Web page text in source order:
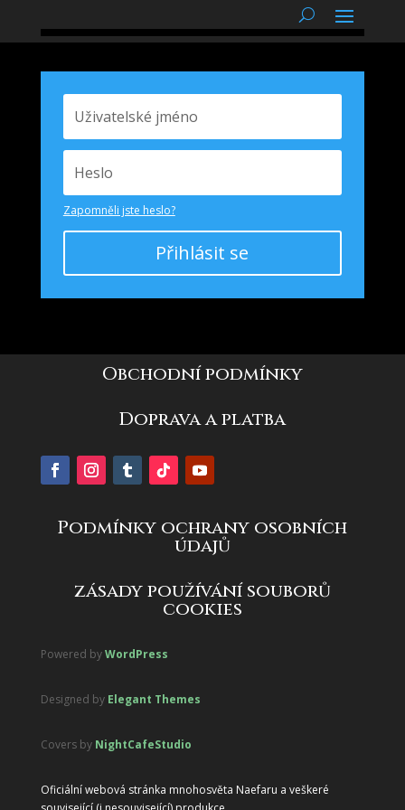
Zapomněli jste heslo?
Přihlásit se
Obchodní podmínky
Doprava a platba
Podmínky ochrany osobních
údajů
zásady používání souborů
cookies
Powered byWordPress
Designed by Elegant Themes
Covers by NightCafeStudio
Oficiální webová stránka mnohosvěta Naefaru a veškeré